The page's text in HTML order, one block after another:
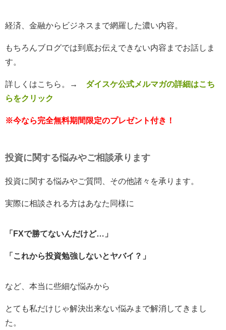
経済、金融からビジネスまで網羅した濃い内容。
もちろんブログでは到底お伝えできない内容までお話しま
す。
詳しくはこちら。 → ダイスケ公式メルマガの詳細はこち
らをクリック
※今なら完全無料期間限定のプレゼント付き！
投資に関する悩みやご相談承ります
投資に関する悩みやご質問、その他諸々を承ります。
実際に相談される方はあなた同様に
「FXで勝てないんだけど…」
「これから投資勉強しないとヤバイ？」
など、本当に些細な悩みから
とても私だけじゃ解決出来ない悩みまで解消してきまし
た。